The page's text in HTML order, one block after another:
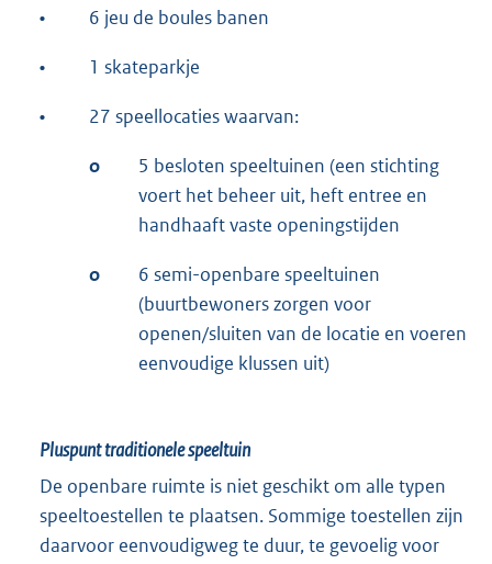
• 6 jeu de boules banen
• 1 skateparkje
• 27 speellocaties waarvan:
o
5 besloten speeltuinen (een stichting
voert het beheer uit, heft entree en
handhaaft vaste openingstijden
o
6 semi-openbare speeltuinen
(buurtbewoners zorgen voor
openen/sluiten van de locatie en voeren
eenvoudige klussen uit)
Pluspunt traditionele speeltuin
De openbare ruimte is niet geschikt om alle typen
speeltoestellen te plaatsen. Sommige toestellen zijn
daarvoor eenvoudigweg te duur, te gevoelig voor